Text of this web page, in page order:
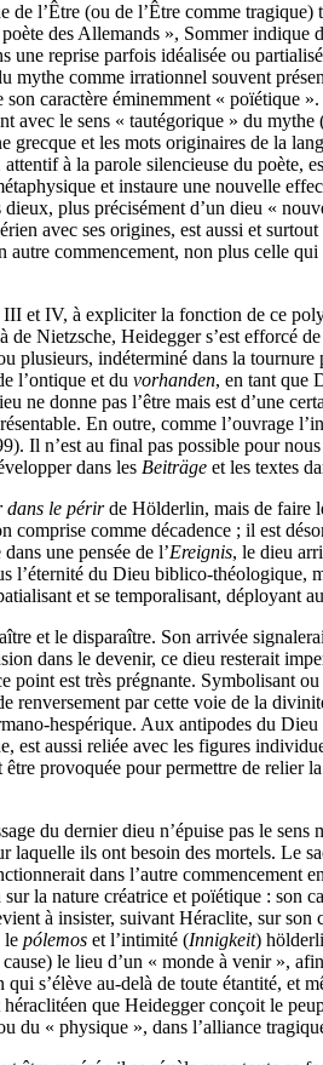
de l’Être (ou de l’Être comme
des Allemands », Sommer
une reprise parfois idéalisée ou
comme irrationnel souvent
caractère éminemment « poïétique
avec le sens « tautégorique » du
et les mots originaires de la
à la parole silencieuse du poète,
et instaure une nouvelle
dieux, plus précisément d’un dieu «
avec ses origines, est aussi et
commencement, non plus celle
et IV, à expliciter la fonction de ce
de Nietzsche, Heidegger s’est efforcé
plusieurs, indéterminé dans la
l’ontique et du vorhanden, en tant que
ne donne pas l’être mais est d’une
En outre, comme l’ouvrage
Il n’est au final pas possible pour
dans les Beiträge et les textes
dans le périrde Hölderlin, mais de faire
comme décadence ; il est
une pensée de l’Ereignis, le dieu
du Dieu biblico-théologique,
et se temporalisant, déployant
et le disparaître. Son arrivée
dans le devenir, ce dieu resterait
est très prégnante. Symbolisant
renversement par cette voie de la
hespérique. Aux antipodes du
est aussi reliée avec les figures
provoquée pour permettre de
du dernier dieu n’épuise pas le sens
ils ont besoin des mortels. Le
dans l’autre commencement
la nature créatrice et poïétique : son
à insister, suivant Héraclite, sur
le pólemos et l’intimité (Innigkeit)
le lieu d’un « monde à venir »,
qui s’élève au-delà de toute étantité,
que Heidegger conçoit le
du « physique », dans l’alliance